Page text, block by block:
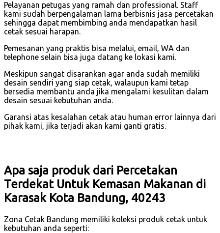
Pelayanan petugas yang ramah dan professional. Staff
kami sudah berpengalaman lama berbisnis jasa percetakan
sehingga dapat membimbing anda mendapatkan hasil
cetak sesuai harapan.
Pemesanan yang praktis bisa melalui, email, WA dan
telephone selain bisa juga datang ke lokasi kami.
Meskipun sangat disarankan agar anda sudah memiliki
desain sendiri yang siap cetak, walaupun kami tetap
bersedia membantu anda jika mengalami kesulitan dalam
desain sesuai kebutuhan anda.
Garansi atas kesalahan cetak atau human error lainnya dari
pihak kami, jika terjadi akan kami ganti gratis.
Apa saja produk dari Percetakan
Terdekat Untuk Kemasan Makanan di
Karasak Kota Bandung, 40243
Zona Cetak Bandung memiliki koleksi produk cetak untuk
kebutuhan anda seperti: